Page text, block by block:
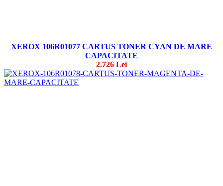
XEROX 106R01077 CARTUS TONER CYAN DE MARE
CAPACITATE
2.726 Lei